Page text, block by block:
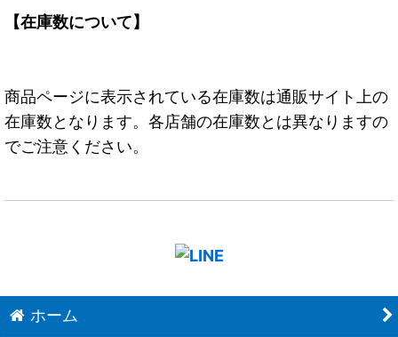
【在庫数について】
商品ページに表示されている在庫数は通販サイト上の
在庫数となります。各店舗の在庫数とは異なりますの
でご注意ください。
ホーム